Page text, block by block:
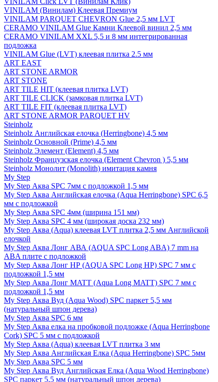
VINILAM (Винилам) Клеевая Премиум
VINILAM PARQUET CHEVRON Glue 2,5 мм LVT
CERAMO VINILAM Glue Камни Клеевой винил 2,5 мм
CERAMO VINILAM XXL 5,5 и 8 мм интегрированная
подложка
VINILAM Glue (LVT) клеевая плитка 2.5 мм
ART EAST
ART STONE ARMOR
ART STONE
ART TILE HIT (клеевая плитка LVT)
ART TILE CLICK (замковая плитка LVT)
ART TILE FIT (клеевая плитка LVT)
ART STONE ARMOR PARQUET HV
Steinholz
Steinholz Английская елочка (Herringbone) 4,5 мм
Steinholz Основной (Prime) 4,5 мм
Steinholz Элемент (Element) 4,5 мм
Steinholz Французская елочка (Element Chevron ) 5,5 мм
Steinholz Монолит (Monolith) имитация камня
My Step
My Step Аква SPC 7мм c подложкой 1,5 мм
My Step Аква Английская елочка (Aqua Herringbone) SPC 6,5
мм с подложкой
My Step Аква SPC 4мм (ширина 151 мм)
My Step Аква SPC 4 мм (широкая доска 232 мм)
My Step Аква (Aqua) клеевая LVT плитка 2,5 мм Английской
елочкой
My Step Аква Лонг АВА (AQUA SPC Long ABA) 7 mm на
ABA плите с подложкой
My Step Аква Лонг НР (AQUA SPC Long HP) SPC 7 мм с
подложкой 1,5 мм
My Step Аква Лонг MATT (Aqua Long MATT) SPC 7 мм с
подложкой 1,5 мм
My Step Аква Вуд (Aqua Wood) SPC паркет 5,5 мм
(натуральный шпон дерева)
My Step Аква SPC 6 мм
My Step Аква елка на пробковой подложке (Aqua Herringbone
Cork) SPC 5 мм с подложкой
My Step Аква (Aqua) клеевая LVT плитка 3 мм
My Step Аква Английская Елка (Aqua Herringbone) SPC 5мм
My Step Аква SPC 5 мм
My Step Аква Вуд Английская Елка (Aqua Wood Herringbone)
SPC паркет 5,5 мм (натуральный шпон дерева)